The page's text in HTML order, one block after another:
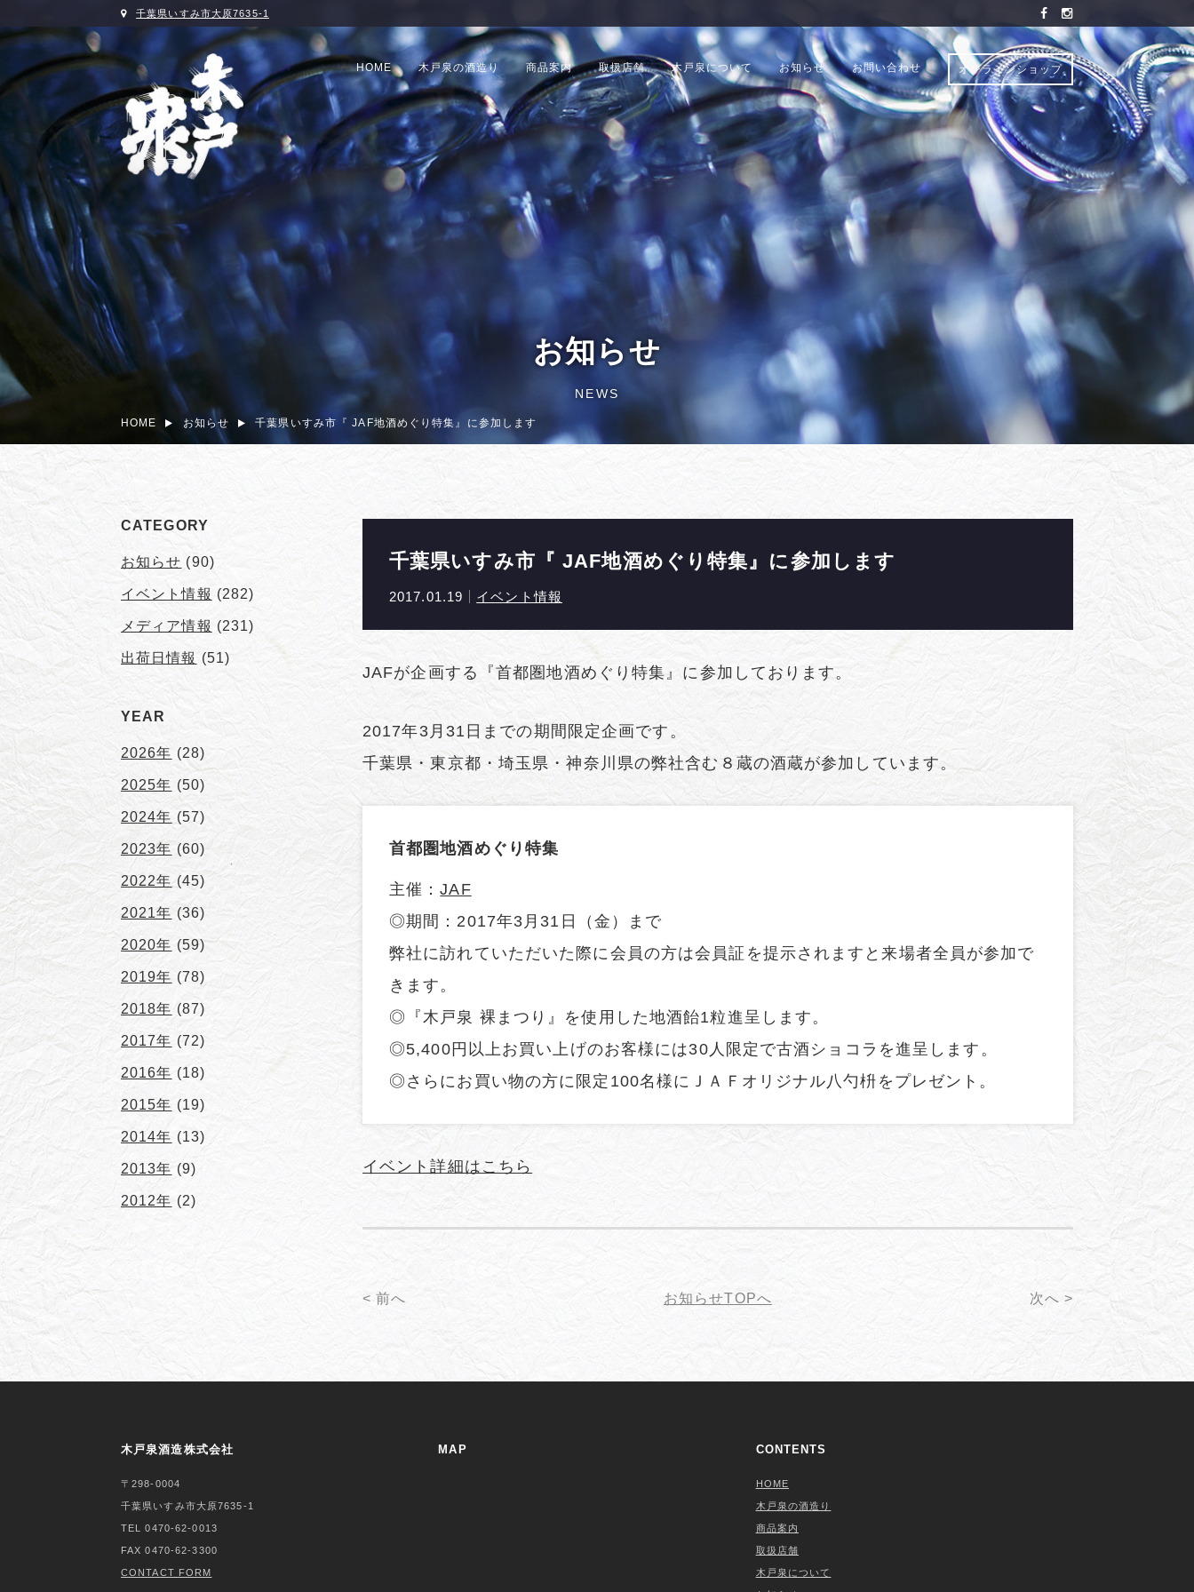
千葉県いすみ市大原7635-1
HOME 木戸泉の酒造り 商品案内 取扱店舗 木戸泉について お知らせ お問い合わせ オンラインショップ
お知らせ
NEWS
HOME お知らせ 千葉県いすみ市『 JAF地酒めぐり特集』に参加します
千葉県いすみ市『 JAF地酒めぐり特集』に参加します
2017.01.19 イベント情報
JAFが企画する『首都圏地酒めぐり特集』に参加しております。
2017年3月31日までの期間限定企画です。
千葉県・東京都・埼玉県・神奈川県の弊社含む８蔵の酒蔵が参加しています。
首都圏地酒めぐり特集
主催：JAF
◎期間：2017年3月31日（金）まで
弊社に訪れていただいた際に会員の方は会員証を提示されますと来場者全員が参加で
きます。
◎『木戸泉 裸まつり』を使用した地酒飴1粒進呈します。
◎5,400円以上お買い上げのお客様には30人限定で古酒ショコラを進呈します。
◎さらにお買い物の方に限定100名様にＪＡＦオリジナル八勺枡をプレゼント。
イベント詳細はこちら
< 前へ お知らせTOPへ 次へ >
CATEGORY
お知らせ (90)
イベント情報 (282)
メディア情報 (231)
出荷日情報 (51)
YEAR
2026年 (28)
2025年 (50)
2024年 (57)
2023年 (60)
2022年 (45)
2021年 (36)
2020年 (59)
2019年 (78)
2018年 (87)
2017年 (72)
2016年 (18)
2015年 (19)
2014年 (13)
2013年 (9)
2012年 (2)
木戸泉酒造株式会社
〒298-0004
千葉県いすみ市大原7635-1
TEL 0470-62-0013
FAX 0470-62-3300
CONTACT FORM
MAP CONTENTS
HOME
木戸泉の酒造り
商品案内
取扱店舗
木戸泉について